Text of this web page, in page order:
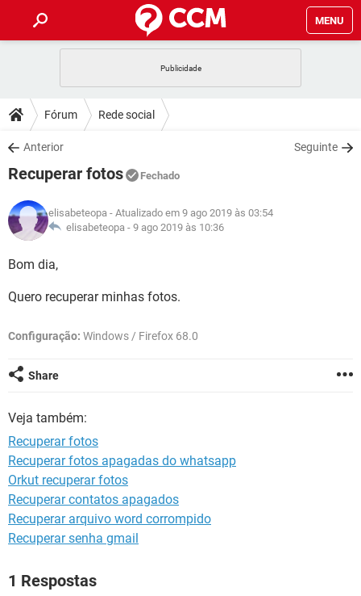
MENU
CELULAR
OUTLOOK
INSTAGRAM
GUIA DE COMPRAS
DICAS
JOGOS
INSTAGRAM GMAIL
GUIA DE COMPRAS
DOWNLOADS
JOGOS
CELULAR
OUTLOOK EXCEL
INSTAGRAM
FÓRUM
JOGOS WHATSAPP
CELULAR
OUTLOOK
INSTAGRAM
GLOSSÁRIO
JOGOS
INSTAGRAM GMAIL
GUIA DE COMPRAS
Fórum Rede social
Anterior Seguinte
Recuperar fotos Fechado
elisabeteopa - Atualizado em 9 ago 2019 às 03:54
elisabeteopa - 9 ago 2019 às 10:36
Bom dia,
Quero recuperar minhas fotos.
Configuração: Windows / Firefox 68.0
Share
Veja também:
Recuperar fotos
Recuperar fotos apagadas do whatsapp
Orkut recuperar fotos
Recuperar contatos apagados
Recuperar arquivo word corrompido
Recuperar senha gmail
1 Respostas